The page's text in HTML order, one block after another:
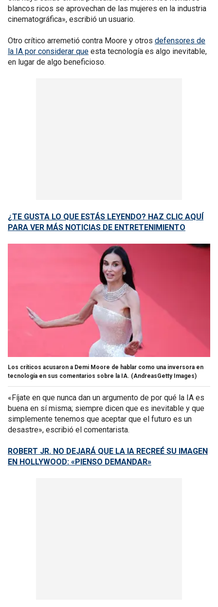
blancos ricos se aprovechan de las mujeres en la industria
cinematográfica», escribió un usuario.
Otro crítico arremetió contra Moore y otros defensores de
la IA por considerar que esta tecnología es algo inevitable,
en lugar de algo beneficioso.
¿TE GUSTA LO QUE ESTÁS LEYENDO? HAZ CLIC AQUÍ
PARA VER MÁS NOTICIAS DE ENTRETENIMIENTO
Los críticos acusaron a Demi Moore de hablar como una inversora en
tecnología en sus comentarios sobre la IA. (AndreasGetty Images)
«Fíjate en que nunca dan un argumento de por qué la IA es
buena en sí misma; siempre dicen que es inevitable y que
simplemente tenemos que aceptar que el futuro es un
desastre», escribió el comentarista.
ROBERT JR. NO DEJARÁ QUE LA IA RECREÉ SU IMAGEN
EN HOLLYWOOD: «PIENSO DEMANDAR»